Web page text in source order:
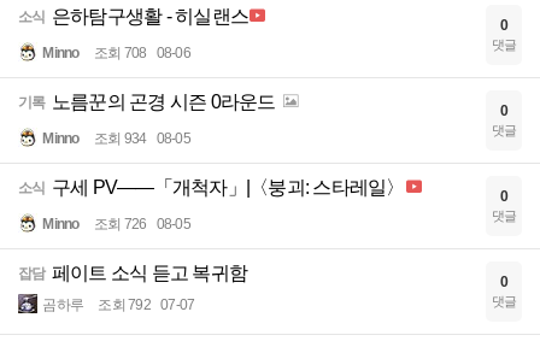
소식 은하탐구생활 - 히실랜스
Minno 조회 708 08-06
0
댓글
기록 노름꾼의 곤경 시즌 0라운드
Minno 조회 934 08-05
0
댓글
소식 구세 PV——「개척자」|〈붕괴: 스타레일〉
Minno 조회 726 08-05
0
댓글
잡담 페이트 소식 듣고 복귀함
곰하루 조회 792 07-07
0
댓글